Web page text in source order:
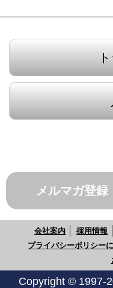
メルマガ登録
会社案内 採用情報
プライバシーポリシー
Copyright © 1997-